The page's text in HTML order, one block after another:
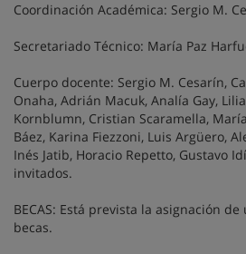
Coordinación Académica: Sergio M.
Secretariado Técnico: María Paz
Cuerpo docente: Sergio M. Cesarín,
Onaha, Adrián Macuk, Analía Gay,
Kornblumn, Cristian Scaramella,
Báez, Karina Fiezzoni, Luis Argüero,
Inés Jatib, Horacio Repetto, Gustavo
invitados.
BECAS: Está prevista la asignación
becas.